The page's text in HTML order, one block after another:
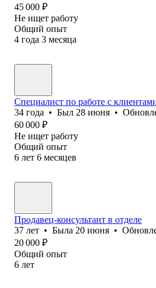
45 000 ₽
Не ищет работу
Общий опыт
4 года 3 месяца
Специалист по работе с
34 года • Был 28 июня •
60 000 ₽
Не ищет работу
Общий опыт
6 лет 6 месяцев
Продавец-консультант в отделе
37 лет • Была 20 июня •
20 000 ₽
Общий опыт
6 лет